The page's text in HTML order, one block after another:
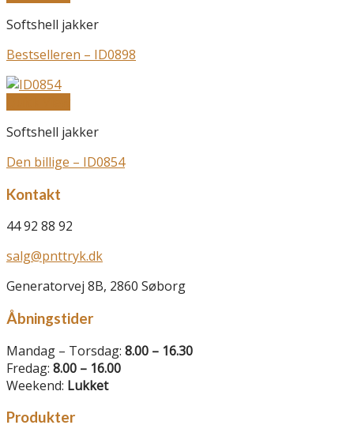
Softshell jakker
Bestselleren – ID0898
Softshell jakker
Den billige – ID0854
Kontakt
44 92 88 92
salg@pnttryk.dk
Generatorvej 8B, 2860 Søborg
Åbningstider
Mandag – Torsdag: 8.00 – 16.30
Fredag: 8.00 – 16.00
Weekend: Lukket
Produkter